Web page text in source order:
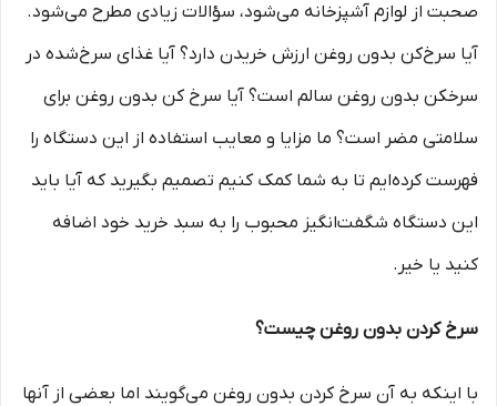
صحبت از لوازم آشپزخانه می‌شود، سؤالات زیادی مطرح می‌شود.
آیا سرخ‌کن بدون روغن ارزش خریدن دارد؟ آیا غذای سرخ‌شده در
سرخ­کن بدون روغن سالم است؟ آیا سرخ کن بدون روغن برای
سلامتی مضر است؟ ما مزایا و معایب استفاده از این دستگاه را
فهرست کرده‌ایم تا به شما کمک کنیم تصمیم بگیرید که آیا باید
این دستگاه شگفت‌انگیز محبوب را به سبد خرید خود اضافه
کنید یا خیر.
سرخ کردن بدون روغن چیست؟
با اینکه به آن سرخ کردن بدون روغن می‌گویند اما بعضی از آن­ها